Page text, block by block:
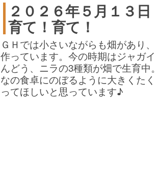
２０２６年５月１３日
育て！育て！
ＧＨでは小さいながらも畑があり
作っています。今の時期はジャガ
んどう、ニラの3種類が畑で生育中
なの食卓にのぼるように大きくた
ってほしいと思っています♪